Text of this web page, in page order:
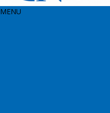
MENU